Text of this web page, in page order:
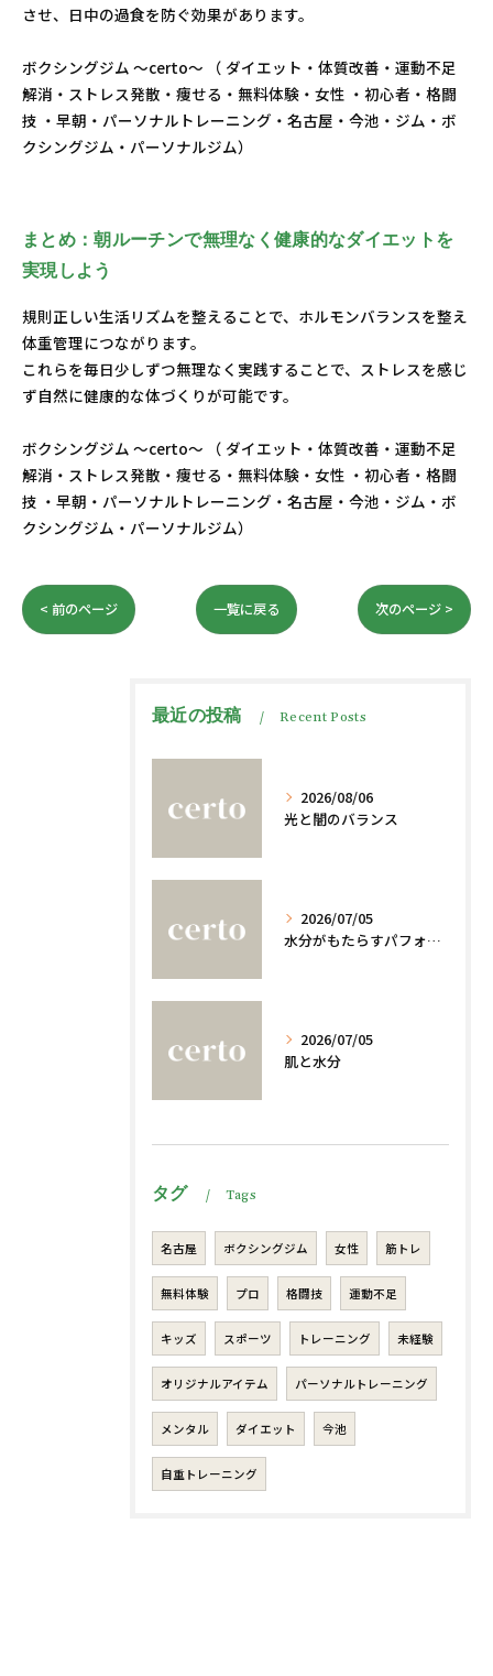
させ、日中の過食を防ぐ効果があります。
ボクシングジム ～certo～ （ ダイエット・体質改善・運動不足
解消・ストレス発散・痩せる・無料体験・女性 ・初心者・格闘
技 ・早朝・パーソナルトレーニング・名古屋・今池・ジム・ボ
クシングジム・パーソナルジム）
まとめ：朝ルーチンで無理なく健康的なダイエットを
実現しよう
規則正しい生活リズムを整えることで、ホルモンバランスを整え
体重管理につながります。
これらを毎日少しずつ無理なく実践することで、ストレスを感じ
ず自然に健康的な体づくりが可能です。
ボクシングジム ～certo～ （ ダイエット・体質改善・運動不足
解消・ストレス発散・痩せる・無料体験・女性 ・初心者・格闘
技 ・早朝・パーソナルトレーニング・名古屋・今池・ジム・ボ
クシングジム・パーソナルジム）
< 前のページ 一覧に戻る 次のページ >
最近の投稿 Recent Posts
2026/08/06
光と闇のバランス
2026/07/05
水分がもたらすパフォーマンスへの影響
2026/07/05
肌と水分
タグ Tags
名古屋 ボクシングジム 女性 筋トレ
無料体験 プロ 格闘技 運動不足
キッズ スポーツ トレーニング 未経験
オリジナルアイテム パーソナルトレーニング
メンタル ダイエット 今池
自重トレーニング